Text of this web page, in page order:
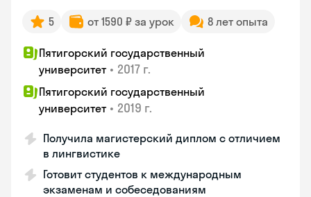
5 от 1590 ₽ за урок 8 лет опыта
Пятигорский государственный
университет • 2017 г.
Пятигорский государственный
университет • 2019 г.
Получила магистерский диплом с отличием
в лингвистике
Готовит студентов к международным
экзаменам и собеседованиям